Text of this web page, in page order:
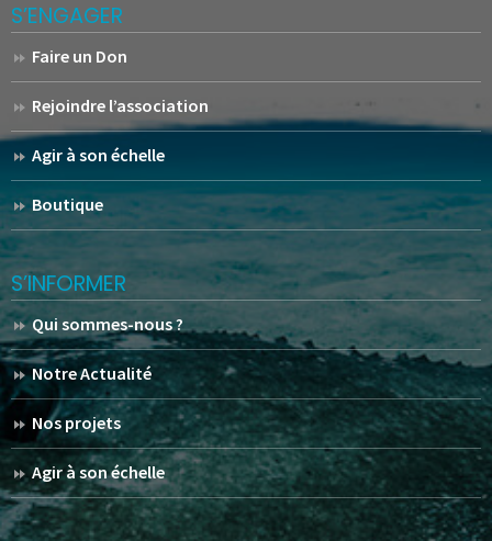
S’ENGAGER
Faire un Don
Rejoindre l’association
Agir à son échelle
Boutique
S’INFORMER
Qui sommes-nous ?
Notre Actualité
Nos projets
Agir à son échelle